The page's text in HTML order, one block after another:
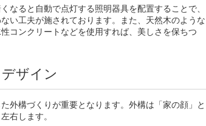
なると自動で点灯する照明器具を配置することで、
い工夫が施されております。また、天然木のような
コンクリートなどを使用すれば、美しさを保ちつ
ザイン
外構づくりが重要となります。外構は「家の顔」と
右します。